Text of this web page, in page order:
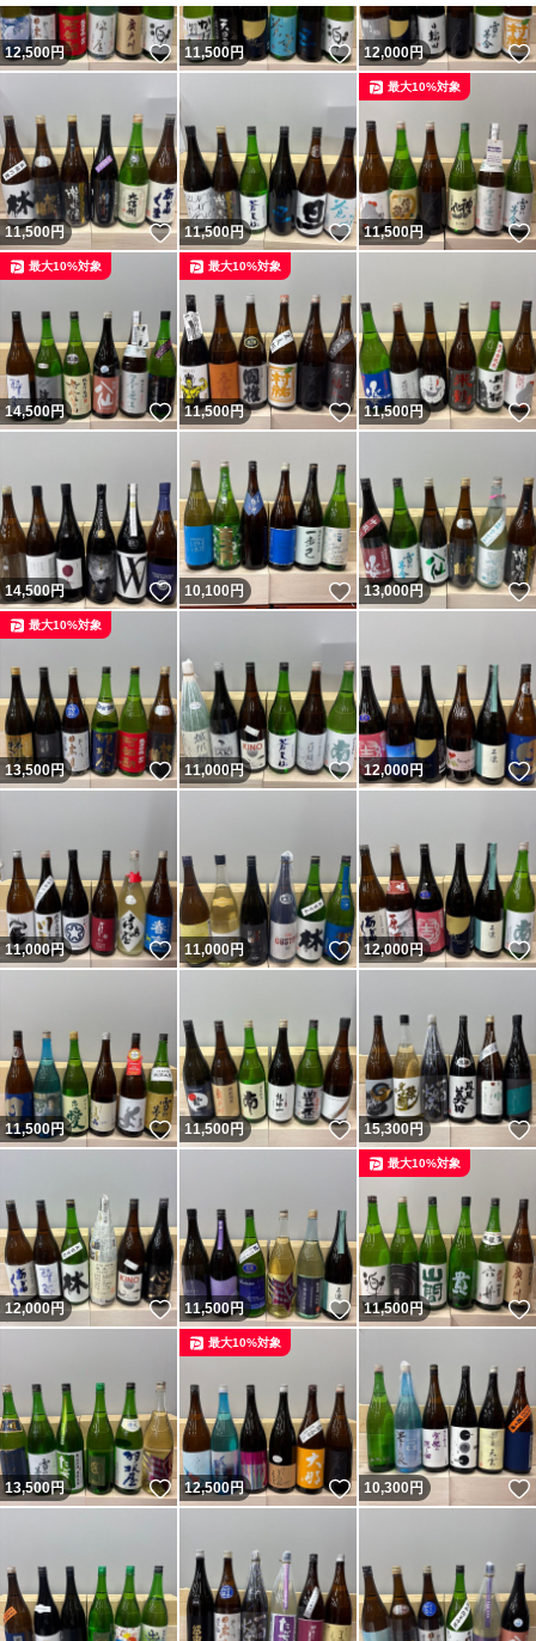
12,500円 いいね！
11,500円 いいね！
12,000円
11,500円 いいね！
11,500円 いいね！
11,500円
最大10%対象
14,500円 いいね！
最大10%対象
11,500円 いいね！
最大10%対象
11,500円
14,500円 いいね！
10,100円 いいね！
13,000円
13,500円 いいね！
最大10%対象
11,000円 いいね！
12,000円
11,000円 いいね！
11,000円 いいね！
12,000円
11,500円 いいね！
11,500円 いいね！
15,300円
12,000円 いいね！
11,500円 いいね！
11,500円
最大10%対象
13,500円 いいね！
12,500円 いいね！
最大10%対象
10,300円